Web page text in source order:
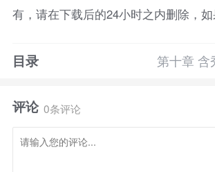
有，请在下载后的24小时之内删除，如
生之路，一步一个脚印，直至长生彼
努力即有回报，对于修仙者来说，还
手指呢。
目录 第十章 含
评论 0条评论